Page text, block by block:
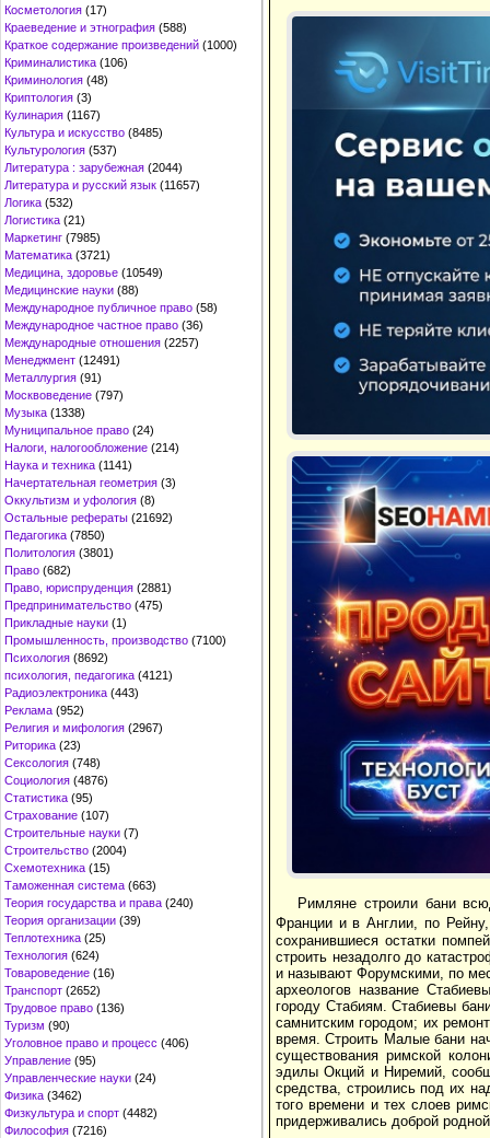
Косметология (17)
Краеведение и этнография (588)
Краткое содержание произведений (1000)
Криминалистика (106)
Криминология (48)
Криптология (3)
Кулинария (1167)
Культура и искусство (8485)
Культурология (537)
Литература : зарубежная (2044)
Литература и русский язык (11657)
Логика (532)
Логистика (21)
Маркетинг (7985)
Математика (3721)
Медицина, здоровье (10549)
Медицинские науки (88)
Международное публичное право (58)
Международное частное право (36)
Международные отношения (2257)
Менеджмент (12491)
Металлургия (91)
Москвоведение (797)
Музыка (1338)
Муниципальное право (24)
Налоги, налогообложение (214)
Наука и техника (1141)
Начертательная геометрия (3)
Оккультизм и уфология (8)
Остальные рефераты (21692)
Педагогика (7850)
Политология (3801)
Право (682)
Право, юриспруденция (2881)
Предпринимательство (475)
Прикладные науки (1)
Промышленность, производство (7100)
Психология (8692)
психология, педагогика (4121)
Радиоэлектроника (443)
Реклама (952)
Религия и мифология (2967)
Риторика (23)
Сексология (748)
Социология (4876)
Статистика (95)
Страхование (107)
Строительные науки (7)
Строительство (2004)
Схемотехника (15)
Таможенная система (663)
Теория государства и права (240)
Теория организации (39)
Теплотехника (25)
Технология (624)
Товароведение (16)
Транспорт (2652)
Трудовое право (136)
Туризм (90)
Уголовное право и процесс (406)
Управление (95)
Управленческие науки (24)
Физика (3462)
Физкультура и спорт (4482)
Философия (7216)
Римляне строили бани
Франции и в Англии, по
сохранившиеся остатки
строить незадолго до
и называют Форумскими, по
археологов название
городу Стабиям. Стабиевы
самнитским городом; их
время. Строить Малые бани
существования римской
эдилы Окций и Ниремий,
средства, строились под их
того времени и тех слоев
придерживались доброй